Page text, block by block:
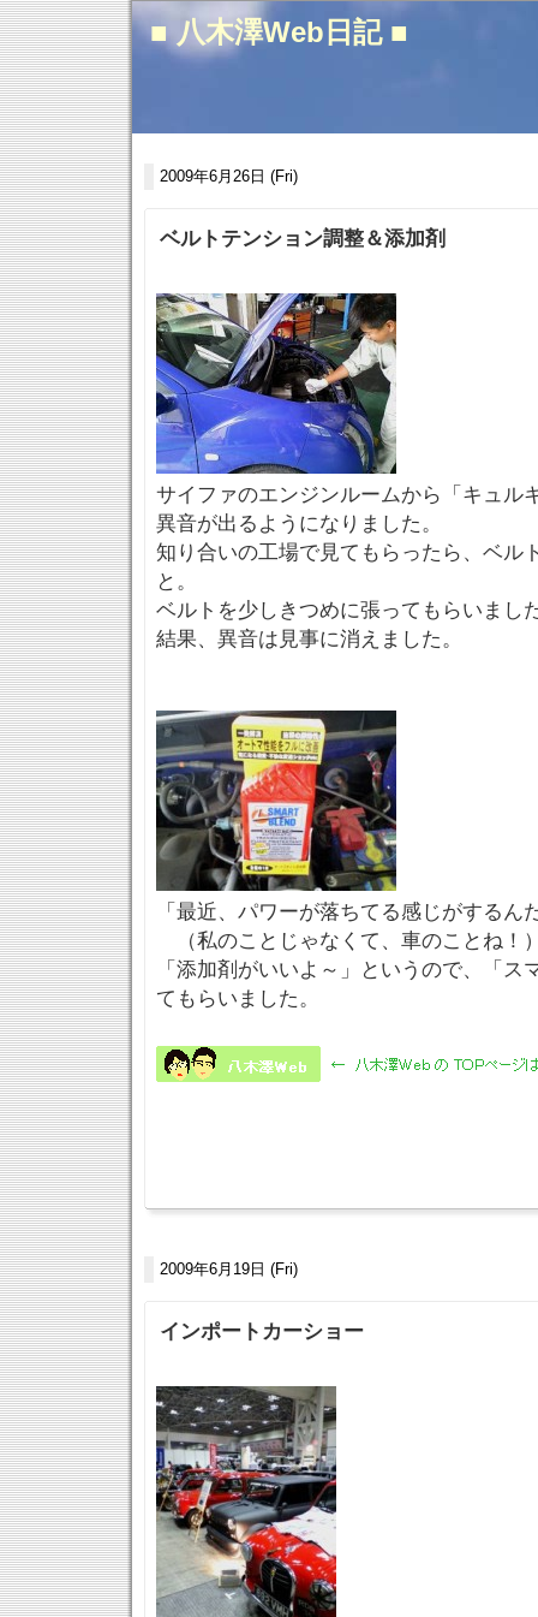
■ 八木澤Web日記 ■
2009年6月26日 (Fri)
ベルトテンション調整＆添加剤
サイファのエンジンルームから「キュル
異音が出るようになりました。
知り合いの工場で見てもらったら、ベル
と。
ベルトを少しきつめに張ってもらいまし
結果、異音は見事に消えました。
「最近、パワーが落ちてる感じがするん
（私のことじゃなくて、車のことね！
「添加剤がいいよ～」というので、「ス
てもらいました。
2009年6月19日 (Fri)
インポートカーショー